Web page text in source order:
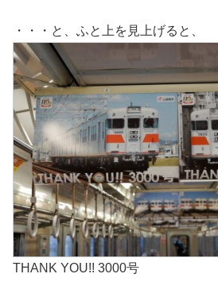
・・・と、ふと上を見上げると、
THANK YOU!! 3000号